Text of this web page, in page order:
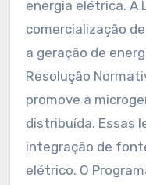
energia elétrica. A
comercialização
a geração de
Resolução
promove a
distribuída. Essas
integração de
elétrico. O